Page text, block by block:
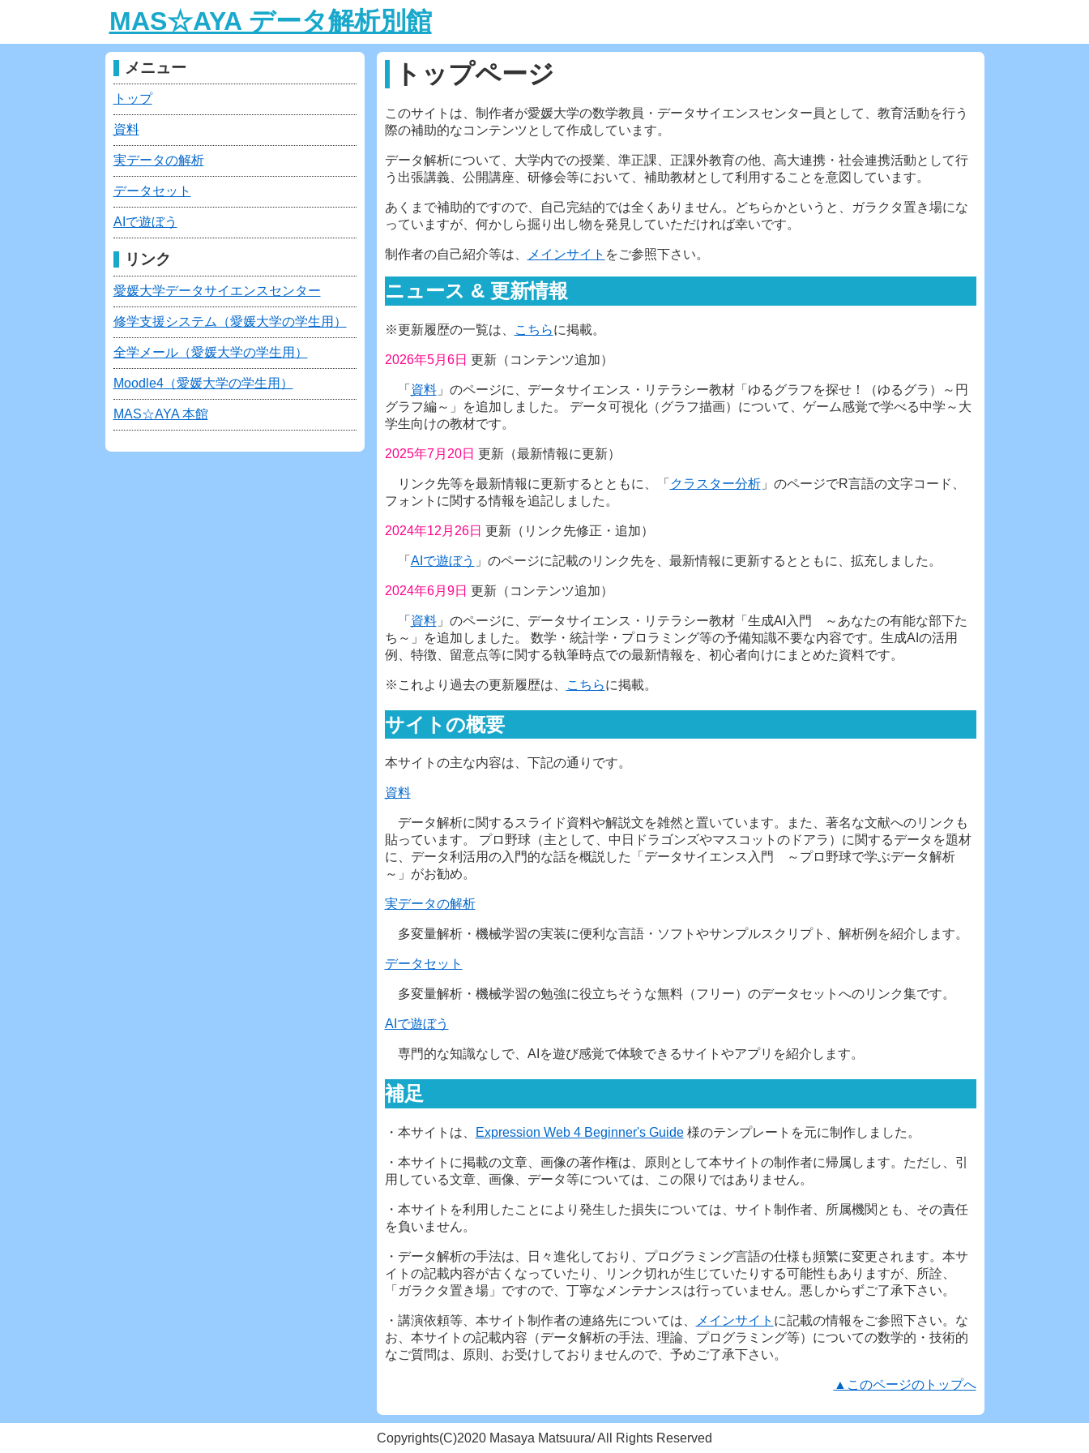
MAS☆AYA データ解析別館
トップページ
このサイトは、制作者が愛媛大学の数学教員・データサイエンスセンター員として、教育活動を行う
際の補助的なコンテンツとして作成しています。
データ解析について、大学内での授業、準正課、正課外教育の他、高大連携・社会連携活動として行
う出張講義、公開講座、研修会等において、補助教材として利用することを意図しています。
あくまで補助的ですので、自己完結的では全くありません。どちらかというと、ガラクタ置き場にな
っていますが、何かしら掘り出し物を発見していただければ幸いです。
制作者の自己紹介等は、 メインサイト をご参照下さい。
ニュース & 更新情報
※更新履歴の一覧は、 こちらに掲載。
2026年5月6日 更新（コンテンツ追加）
「 資料」のページに、データサイエンス・リテラシー教材「ゆるグラフを探せ！（ゆるグラ）～円
グラフ編～」を追加しました。 データ可視化（グラフ描画）について、ゲーム感覚で学べる中学～大
学生向けの教材です。
2025年7月20日 更新（最新情報に更新）
リンク先等を最新情報に更新するとともに、「 クラスター分析」のページでR言語の文字コード、
フォントに関する情報を追記しました。
2024年12月26日 更新（リンク先修正・追加）
「 AIで遊ぼう 」のページに記載のリンク先を、最新情報に更新するとともに、拡充しました。
2024年6月9日 更新（コンテンツ追加）
「 資料」のページに、データサイエンス・リテラシー教材「生成AI入門 ～あなたの有能な部下た
ち～」を追加しました。 数学・統計学・プロラミング等の予備知識不要な内容です。生成AIの活用
例、特徴、留意点等に関する執筆時点での最新情報を、初心者向けにまとめた資料です。
※これより過去の更新履歴は、 こちらに掲載。
サイトの概要
本サイトの主な内容は、下記の通りです。
資料
データ解析に関するスライド資料や解説文を雑然と置いています。また、著名な文献へのリンクも
貼っています。 プロ野球（主として、中日ドラゴンズやマスコットのドアラ）に関するデータを題材
に、データ利活用の入門的な話を概説した「データサイエンス入門 ～プロ野球で学ぶデータ解析
～」がお勧め。
実データの解析
多変量解析・機械学習の実装に便利な言語・ソフトやサンプルスクリプト、解析例を紹介します。
データセット
多変量解析・機械学習の勉強に役立ちそうな無料（フリー）のデータセットへのリンク集です。
AIで遊ぼう
専門的な知識なしで、AIを遊び感覚で体験できるサイトやアプリを紹介します。
補足
・本サイトは、 Expression Web 4 Beginner's Guide様のテンプレートを元に制作しました。
・本サイトに掲載の文章、画像の著作権は、原則として本サイトの制作者に帰属します。ただし、引
用している文章、画像、データ等については、この限りではありません。
・本サイトを利用したことにより発生した損失については、サイト制作者、所属機関とも、その責任
を負いません。
・データ解析の手法は、日々進化しており、プログラミング言語の仕様も頻繁に変更されます。本サ
イトの記載内容が古くなっていたり、リンク切れが生じていたりする可能性もありますが、所詮、
「ガラクタ置き場」ですので、丁寧なメンテナンスは行っていません。悪しからずご了承下さい。
・講演依頼等、本サイト制作者の連絡先については、 メインサイト に記載の情報をご参照下さい。な
お、本サイトの記載内容（データ解析の手法、理論、プログラミング等）についての数学的・技術的
なご質問は、原則、お受けしておりませんので、予めご了承下さい。
▲このページのトップへ
メニュー
トップ
資料
実データの解析
データセット
AIで遊ぼう
リンク
愛媛大学データサイエンスセンター
修学支援システム（愛媛大学の学生用）
全学メール（愛媛大学の学生用）
Moodle4（愛媛大学の学生用）
MAS☆AYA 本館
Copyrights(C)2020 Masaya Matsuura/ All Rights Reserved